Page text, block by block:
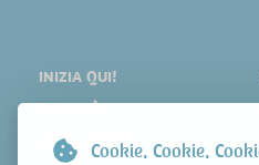
Cookie. Cookie.
INIZIA QUI!
COSA VEDERE